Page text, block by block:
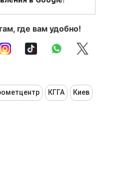
где вам удобно!
КГГА Киев